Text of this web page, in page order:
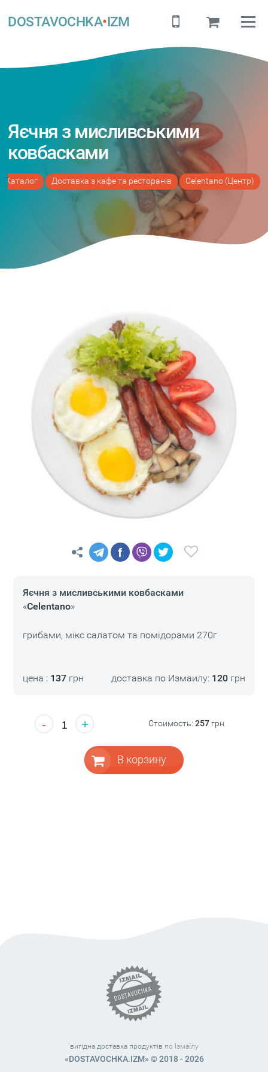
DOSTAVOCHKA•IZM
Яєчня з мисливськими
ковбасками
Каталог Доставка з кафе та ресторанів Celentano (Центр)
f
Яєчня з мисливськими ковбасками
«Celentano»
грибами, мікс салатом та помідорами 270г
цена : 137грн доставка по Измаилу: 120 грн
- + Стоимость:257 грн
В корзину
вигідна доставка продуктів по Ізмаїлу
«DOSTAVOCHKA.IZM» © 2018 - 2026